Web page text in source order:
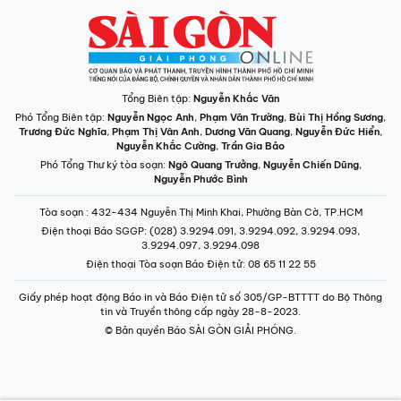
Tổng Biên tập: Nguyễn Khắc Văn
Phó Tổng Biên tập: Nguyễn Ngọc Anh, Phạm Văn Trường, Bùi Thị Hồng Sương,
Trương Đức Nghĩa, Phạm Thị Vân Anh, Dương Văn Quang, Nguyễn Đức Hiển,
Nguyễn Khắc Cường, Trần Gia Bảo
Phó Tổng Thư ký tòa soạn: Ngô Quang Trưởng, Nguyễn Chiến Dũng,
Nguyễn Phước Bình
Tòa soạn : 432-434 Nguyễn Thị Minh Khai, Phường Bàn Cờ, TP.HCM
Điện thoại Báo SGGP: (028) 3.9294.091, 3.9294.092, 3.9294.093,
3.9294.097, 3.9294.098
Điện thoại Tòa soạn Báo Điện tử: 08 65 11 22 55
Giấy phép hoạt động Báo in và Báo Điện tử số 305/GP-BTTTT do Bộ Thông
tin và Truyền thông cấp ngày 28-8-2023.
© Bản quyền Báo SÀI GÒN GIẢI PHÓNG.